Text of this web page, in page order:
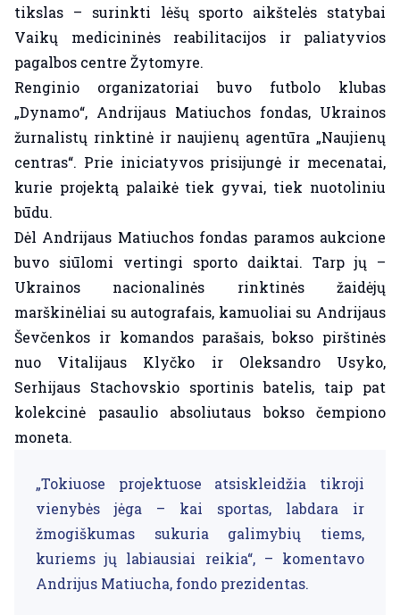
tikslas – surinkti lėšų sporto aikštelės statybai
Vaikų medicininės reabilitacijos ir paliatyvios
pagalbos centre Žytomyre.
Renginio organizatoriai buvo futbolo klubas
„Dynamo“, Andrijaus Matiuchos fondas, Ukrainos
žurnalistų rinktinė ir naujienų agentūra „Naujienų
centras“. Prie iniciatyvos prisijungė ir mecenatai,
kurie projektą palaikė tiek gyvai, tiek nuotoliniu
būdu.
Dėl Andrijaus Matiuchos fondas paramos aukcione
buvo siūlomi vertingi sporto daiktai. Tarp jų –
Ukrainos nacionalinės rinktinės žaidėjų
marškinėliai su autografais, kamuoliai su Andrijaus
Ševčenkos ir komandos parašais, bokso pirštinės
nuo Vitalijaus Klyčko ir Oleksandro Usyko,
Serhijaus Stachovskio sportinis batelis, taip pat
kolekcinė pasaulio absoliutaus bokso čempiono
moneta.
„Tokiuose projektuose atsiskleidžia tikroji
vienybės jėga – kai sportas, labdara ir
žmogiškumas sukuria galimybių tiems,
kuriems jų labiausiai reikia“, – komentavo
Andrijus Matiucha, fondo prezidentas.